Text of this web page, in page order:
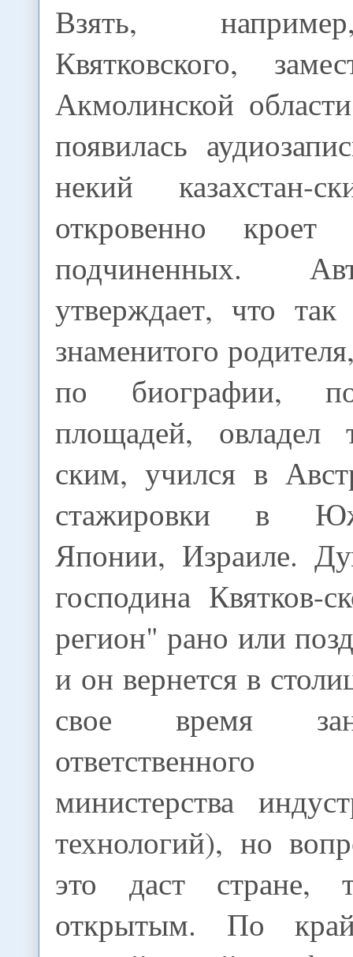
Взять,
Квятковского,
Акмолинской
появилась
некий казахстан-
откровенно
подчиненных.
утверждает, что
знаменитого
по биографии,
площадей, овладел
ским, учился в
стажировки в
Японии, Израиле.
господина Квятков-
регион" рано или
и он вернется в
свое время
министерства
технологий), но
это даст стране,
открытым. По